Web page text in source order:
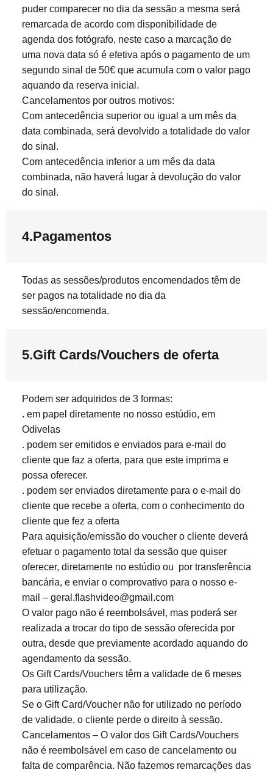
puder comparecer no dia da sessão a mesma será
remarcada de acordo com disponibilidade de
agenda dos fotógrafo, neste caso a marcação de
uma nova data só é efetiva após o pagamento de um
segundo sinal de 50€ que acumula com o valor pago
aquando da reserva inicial.
Cancelamentos por outros motivos:
Com antecedência superior ou igual a um mês da
data combinada, será devolvido a totalidade do valor
do sinal.
Com antecedência inferior a um mês da data
combinada, não haverá lugar à devolução do valor
do sinal.
4.Pagamentos
Todas as sessões/produtos encomendados têm de
ser pagos na totalidade no dia da
sessão/encomenda.
5.Gift Cards/Vouchers de oferta
Podem ser adquiridos de 3 formas:
. em papel diretamente no nosso estúdio, em
Odivelas
. podem ser emitidos e enviados para e-mail do
cliente que faz a oferta, para que este imprima e
possa oferecer.
. podem ser enviados diretamente para o e-mail do
cliente que recebe a oferta, com o conhecimento do
cliente que fez a oferta
Para aquisição/emissão do voucher o cliente deverá
efetuar o pagamento total da sessão que quiser
oferecer, diretamente no estúdio ou por transferência
bancária, e enviar o comprovativo para o nosso e-
mail – geral.flashvideo@gmail.com
O valor pago não é reembolsável, mas poderá ser
realizada a trocar do tipo de sessão oferecida por
outra, desde que previamente acordado aquando do
agendamento da sessão.
Os Gift Cards/Vouchers têm a validade de 6 meses
para utilização.
Se o Gift Card/Voucher não for utilizado no período
de validade, o cliente perde o direito à sessão.
Cancelamentos – O valor dos Gift Cards/Vouchers
não é reembolsável em caso de cancelamento ou
falta de comparência. Não fazemos remarcações das